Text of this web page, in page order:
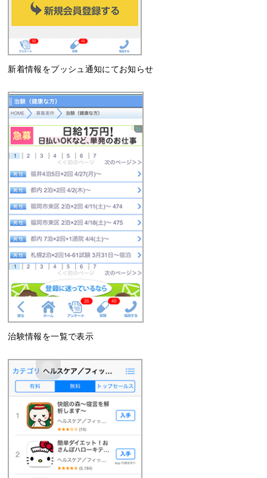
新着情報をプッシュ通知にてお知らせ
治験情報を一覧で表示